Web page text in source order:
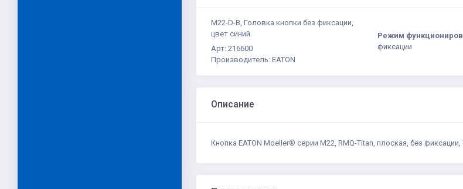
M22-D-B, Головка кнопки без фиксации,
цвет синий
Арт: 216600
Производитель: EATON
Режим
фиксации
Описание
Кнопка EATON Moeller® серии M22, RMQ-Titan, плоская, без